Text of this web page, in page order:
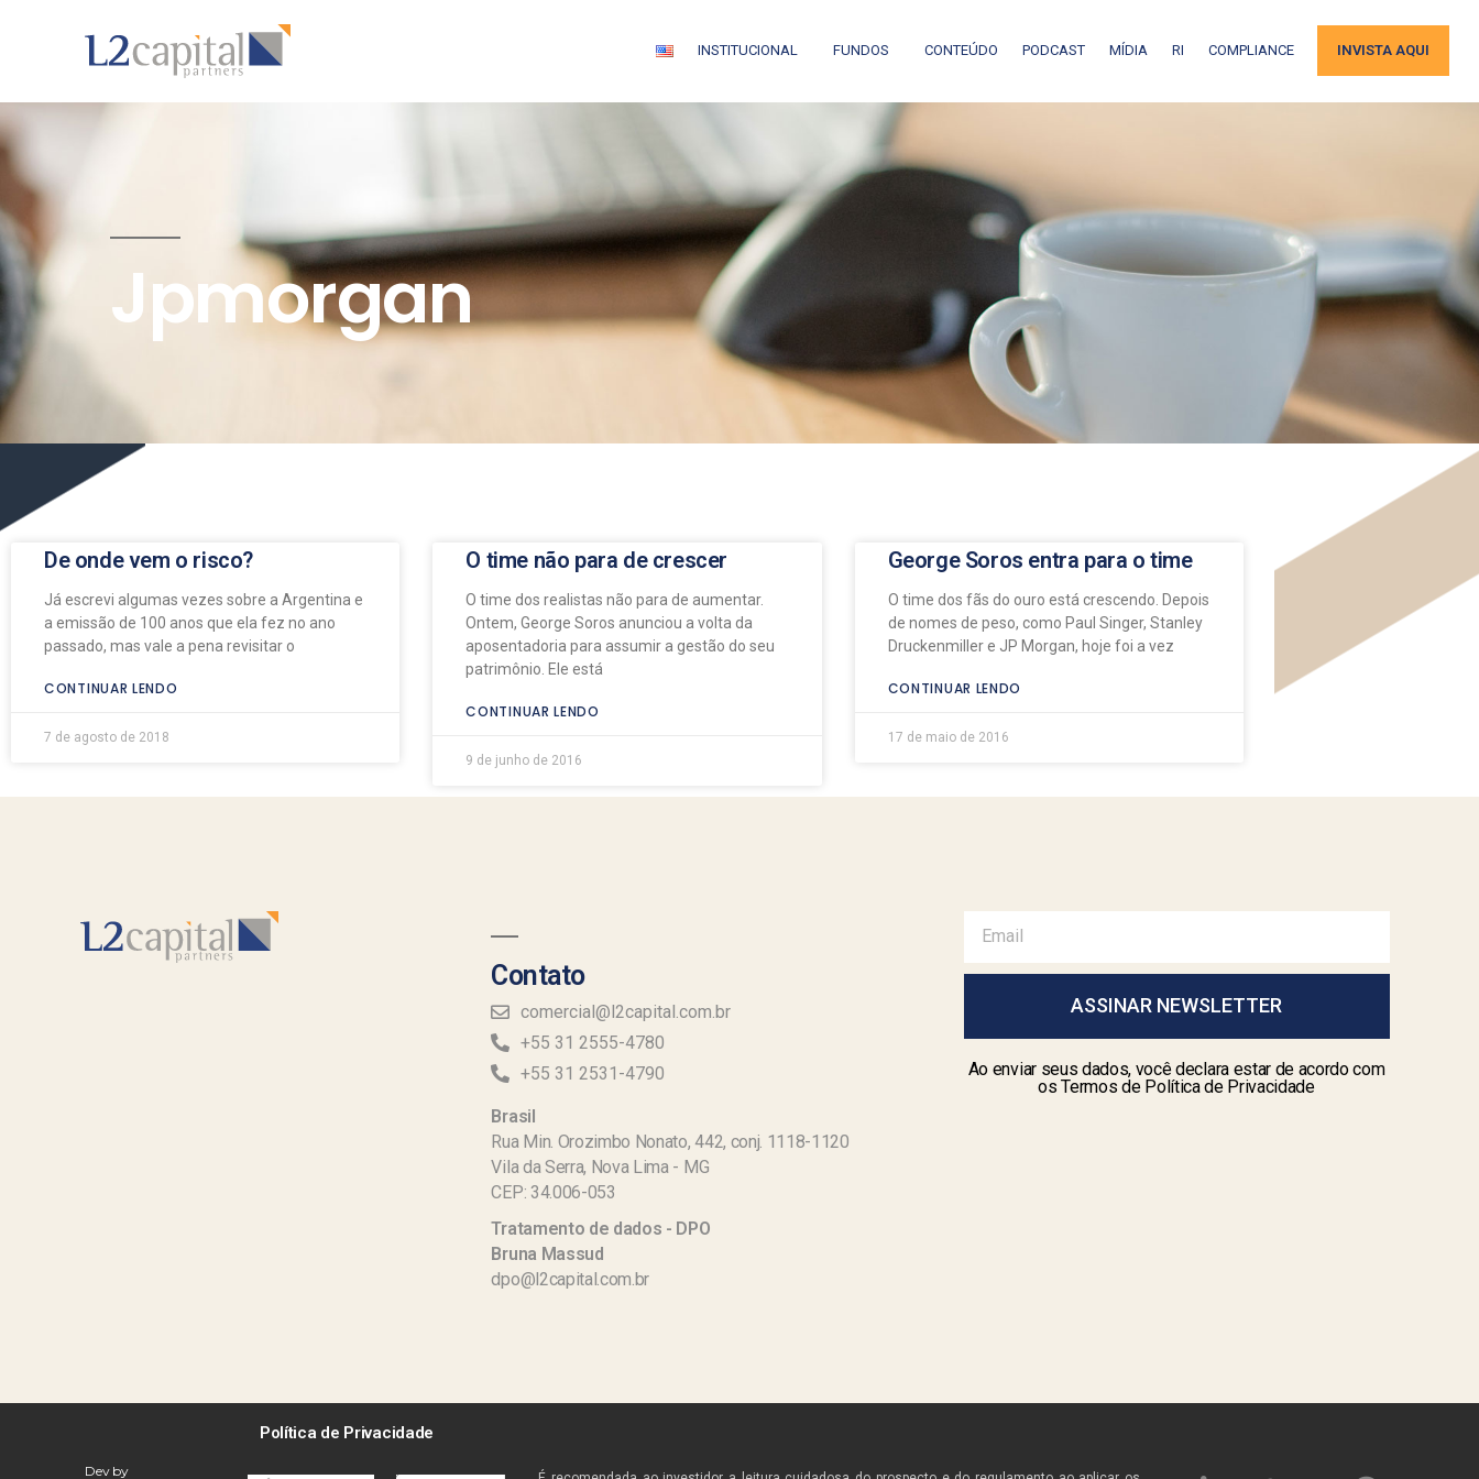
INSTITUCIONAL FUNDOS CONTEÚDO PODCAST MÍDIA RI COMPLIANCE INVISTA AQUI
Jpmorgan
De onde vem o risco?
Já escrevi algumas vezes sobre a Argentina e
a emissão de 100 anos que ela fez no ano
passado, mas vale a pena revisitar o
CONTINUAR LENDO
7 de agosto de 2018
O time não para de crescer
O time dos realistas não para de aumentar.
Ontem, George Soros anunciou a volta da
aposentadoria para assumir a gestão do seu
patrimônio. Ele está
CONTINUAR LENDO
9 de junho de 2016
George Soros entra para o time
O time dos fãs do ouro está crescendo. Depois
de nomes de peso, como Paul Singer, Stanley
Druckenmiller e JP Morgan, hoje foi a vez
CONTINUAR LENDO
17 de maio de 2016
Contato
comercial@l2capital.com.br
+55 31 2555-4780
+55 31 2531-4790
Brasil
Rua Min. Orozimbo Nonato, 442, conj. 1118-1120
Vila da Serra, Nova Lima - MG
CEP: 34.006-053
Tratamento de dados - DPO
Bruna Massud
dpo@l2capital.com.br
ASSINAR NEWSLETTER
Ao enviar seus dados, você declara estar de acordo com
os Termos de Política de Privacidade
Dev by
Política de Privacidade